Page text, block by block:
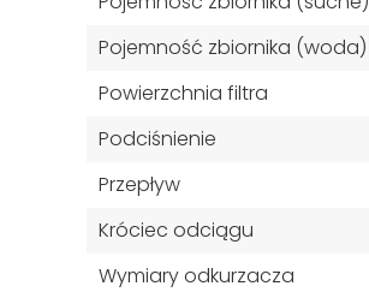
Pojemność zbiornika (woda)
Powierzchnia filtra
Podciśnienie
Przepływ
Króciec odciągu
Wymiary odkurzacza